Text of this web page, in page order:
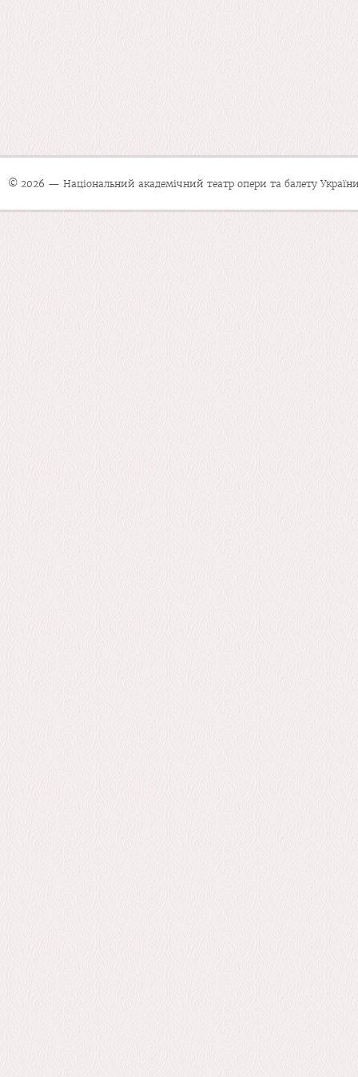
© 2026 — Національний академічний театр опери та балету